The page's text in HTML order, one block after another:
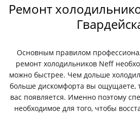
Ремонт
Основным правилом
ремонт холодильников Neff
можно быстрее. Чем дольше
больше дискомфорта вы ощущаете,
вас появляется. Именно поэтому
необходимое для того, чтобы